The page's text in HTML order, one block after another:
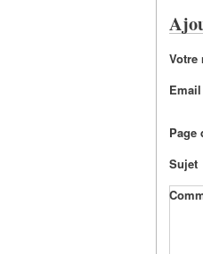
Votre
Email
Page
Sujet